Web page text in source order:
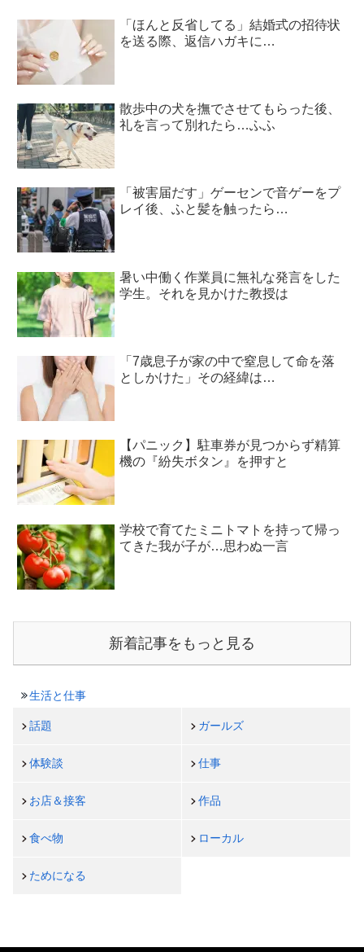
「ほんと反省してる」結婚式の招待状
を送る際、返信ハガキに…
散歩中の犬を撫でさせてもらった後、
礼を言って別れたら…ふふ
「被害届だす」ゲーセンで音ゲーをプ
レイ後、ふと髪を触ったら…
暑い中働く作業員に無礼な発言をした
学生。それを見かけた教授は
「7歳息子が家の中で窒息して命を落
としかけた」その経緯は…
【パニック】駐車券が見つからず精算
機の『紛失ボタン』を押すと
学校で育てたミニトマトを持って帰っ
てきた我が子が…思わぬ一言
新着記事をもっと見る
生活と仕事
話題 ガールズ
体験談 仕事
お店＆接客 作品
食べ物 ローカル
ためになる